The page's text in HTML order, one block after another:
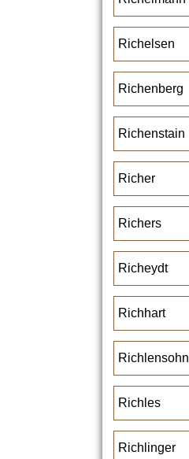
Richelsen
Richenberg
Richenstain
Richer
Richers
Richeydt
Richhart
Richlensohn
Richles
Richlinger